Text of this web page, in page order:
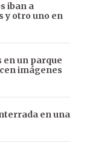
iban a
y otro uno en
en un parque
imágenes
en una